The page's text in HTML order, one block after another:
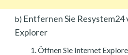
b) Entfernen Sie
Explorer
Öffnen Sie Internet